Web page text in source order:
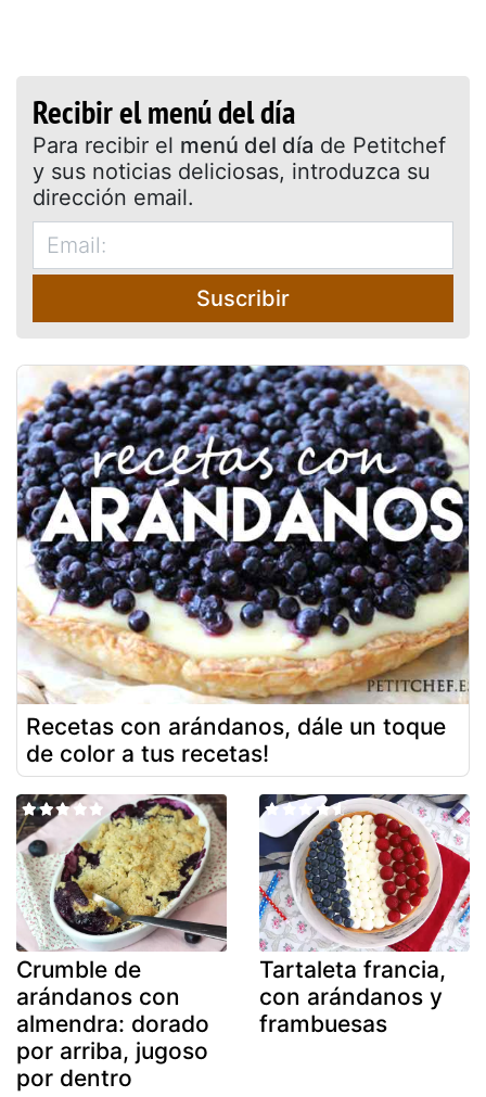
Recibir el menú del día
Para recibir el menú del día de Petitchef
y sus noticias deliciosas, introduzca su
dirección email.
Suscribir
Recetas con arándanos, dále un toque
de color a tus recetas!
Crumble de
arándanos con
almendra: dorado
por arriba, jugoso
por dentro
Tartaleta francia,
con arándanos y
frambuesas